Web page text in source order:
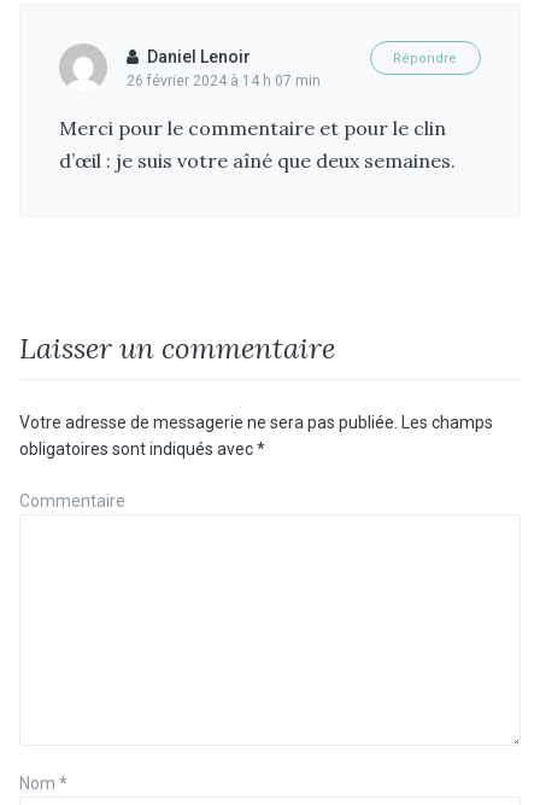
Daniel Lenoir
26 février 2024 à 14 h 07 min
Merci pour le commentaire et pour le clin
d’œil : je suis votre aîné que deux semaines.
Répondre
Laisser un commentaire
Votre adresse de messagerie ne sera pas publiée.
Les champs
obligatoires sont indiqués avec*
Commentaire
Nom *